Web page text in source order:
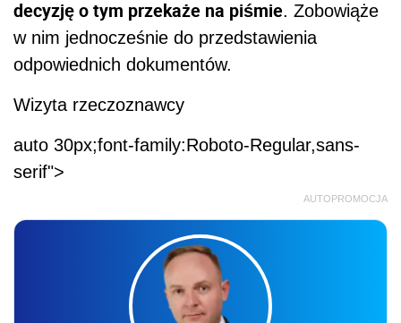
decyzję o tym przekaże na piśmie. Zobowiąże
w nim jednocześnie do przedstawienia
odpowiednich dokumentów.
Wizyta rzeczoznawcy
auto 30px;font-family:Roboto-Regular,sans-
serif">
AUTOPROMOCJA